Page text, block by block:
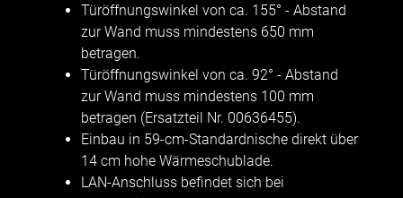
Türöffnungswinkel von ca. 155° - Abstand
zur Wand muss mindestens 650 mm
betragen.
Türöffnungswinkel von ca. 92° - Abstand
zur Wand muss mindestens 100 mm
betragen (Ersatzteil Nr. 00636455).
Einbau in 59-cm-Standardnische direkt über
14 cm hohe Wärmeschublade.
LAN-Anschluss befindet sich bei